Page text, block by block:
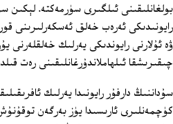
بولغانلىقىنى ئىلگىرى سۈرمەكتە. لېكىن
رايونىدىكى ئەرەب خەلق ئەسكەرلىرىنى
ۋە ئۇلارنى رايوندىكى يەرلىك خەلقلەرنى
چىقىرىشقا ئىلھاملاندۇرغانلىقىنى رەت
سۇداننىڭ دارفۇر رايونىدا يەرلىك